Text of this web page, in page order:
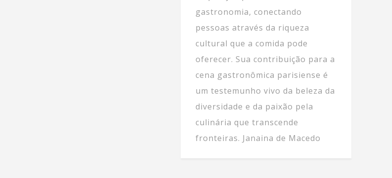
gastronomia, conectando
pessoas através da riqueza
cultural que a comida pode
oferecer. Sua contribuição para a
cena gastronômica parisiense é
um testemunho vivo da beleza da
diversidade e da paixão pela
culinária que transcende
fronteiras. Janaina de Macedo